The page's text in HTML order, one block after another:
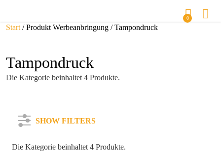
0
Start / Produkt Werbeanbringung / Tampondruck
Tampondruck
Die Kategorie beinhaltet 4 Produkte.
SHOW FILTERS
Die Kategorie beinhaltet 4 Produkte.